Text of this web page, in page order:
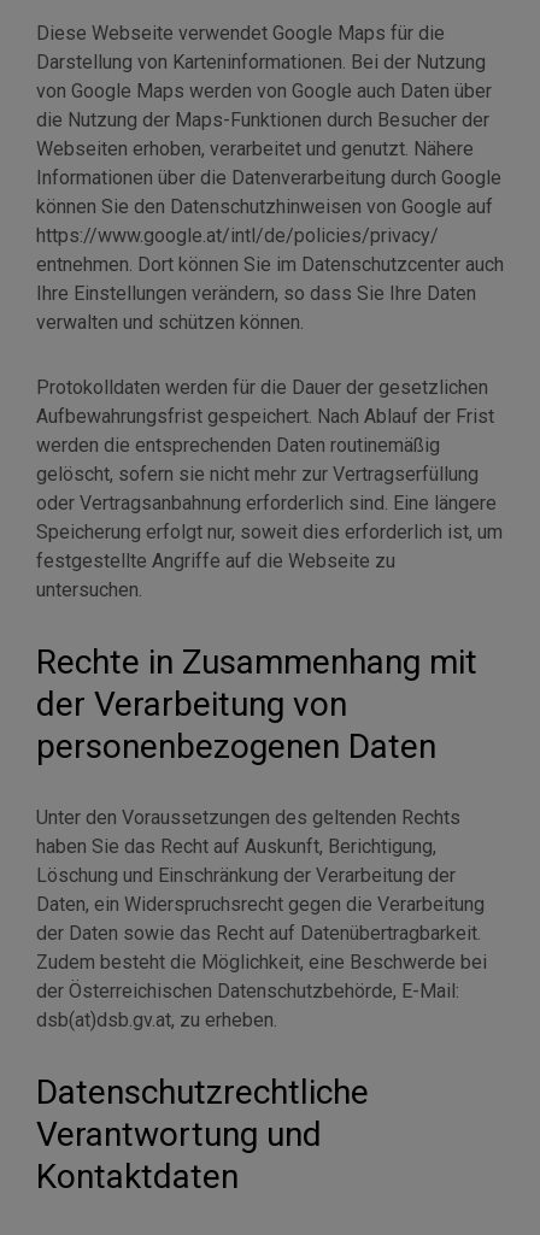
Diese Webseite verwendet Google Maps für die
Darstellung von Karteninformationen. Bei der Nutzung
von Google Maps werden von Google auch Daten über
die Nutzung der Maps-Funktionen durch Besucher der
Webseiten erhoben, verarbeitet und genutzt. Nähere
Informationen über die Datenverarbeitung durch Google
können Sie den Datenschutzhinweisen von Google auf
https://www.google.at/intl/de/policies/privacy/
entnehmen. Dort können Sie im Datenschutzcenter auch
Ihre Einstellungen verändern, so dass Sie Ihre Daten
verwalten und schützen können.
Protokolldaten werden für die Dauer der gesetzlichen
Aufbewahrungsfrist gespeichert. Nach Ablauf der Frist
werden die entsprechenden Daten routinemäßig
gelöscht, sofern sie nicht mehr zur Vertragserfüllung
oder Vertragsanbahnung erforderlich sind. Eine längere
Speicherung erfolgt nur, soweit dies erforderlich ist, um
festgestellte Angriffe auf die Webseite zu
untersuchen.
Rechte in Zusammenhang mit
der Verarbeitung von
personenbezogenen Daten
Unter den Voraussetzungen des geltenden Rechts
haben Sie das Recht auf Auskunft, Berichtigung,
Löschung und Einschränkung der Verarbeitung der
Daten, ein Widerspruchsrecht gegen die Verarbeitung
der Daten sowie das Recht auf Datenübertragbarkeit.
Zudem besteht die Möglichkeit, eine Beschwerde bei
der Österreichischen Datenschutzbehörde, E-Mail:
dsb(at)dsb.gv.at, zu erheben.
Datenschutzrechtliche
Verantwortung und
Kontaktdaten